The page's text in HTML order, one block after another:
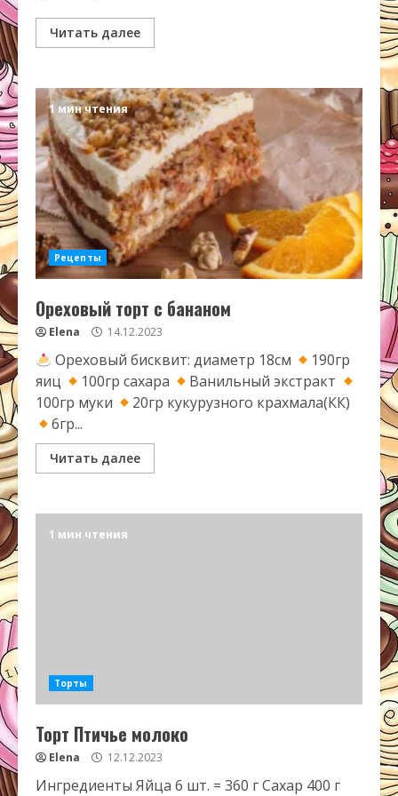
Читать далее
1 мин чтения
Рецепты
Ореховый торт с бананом
Elena 14.12.2023
Ореховый бисквит: диаметр 18см
190гр
яиц
100гр сахара
Ванильный экстракт
100гр муки
20гр кукурузного крахмала(КК)
6гр...
Читать далее
1 мин чтения
Торты
Торт Птичье молоко
Elena 12.12.2023
Ингредиенты Яйца 6 шт. = 360 г Сахар 400 г